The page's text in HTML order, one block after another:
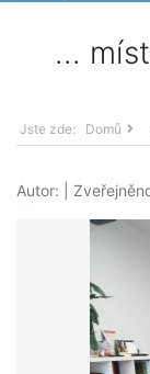
...
Jste zde: Domů
Autor: |